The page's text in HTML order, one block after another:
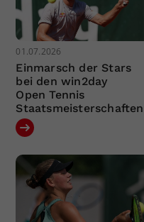
01.07.2026
Einmarsch der Stars
bei den win2day
Open Tennis
Staatsmeisterschaften